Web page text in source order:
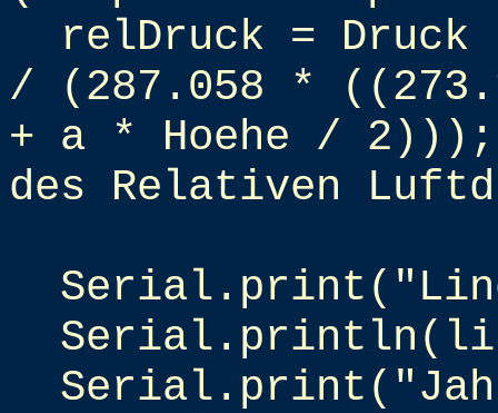
relDruck = Druck
/ (287.058 *
+ a * Hoehe / 2)));
des Relativen